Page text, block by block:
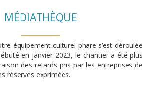
MÉDIATHÈQUE
équipement culturel phare s’est déroulée
en janvier 2023, le chantier a été plus
des retards pris par les entreprises de
réserves exprimées.